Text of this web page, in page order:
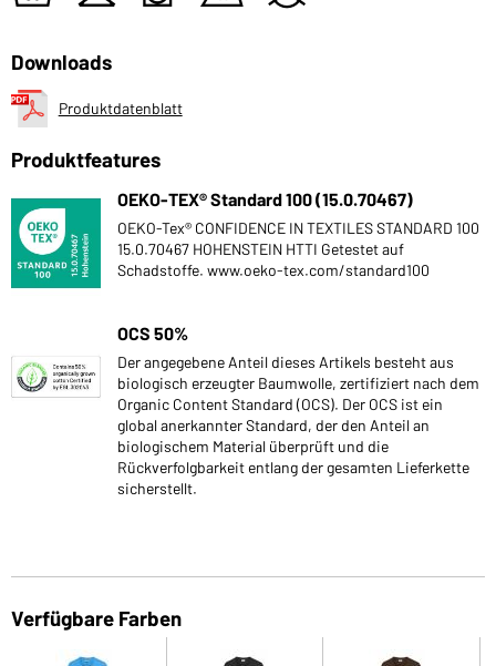
Downloads
Produktdatenblatt
Produktfeatures
OEKO-TEX® Standard 100 (15.0.70467)
OEKO-Tex® CONFIDENCE IN TEXTILES STANDARD 100
15.0.70467 HOHENSTEIN HTTI Getestet auf
Schadstoffe. www.oeko-tex.com/standard100
OCS 50%
Der angegebene Anteil dieses Artikels besteht aus
biologisch erzeugter Baumwolle, zertifiziert nach dem
Organic Content Standard (OCS). Der OCS ist ein
global anerkannter Standard, der den Anteil an
biologischem Material überprüft und die
Rückverfolgbarkeit entlang der gesamten Lieferkette
sicherstellt.
Verfügbare Farben